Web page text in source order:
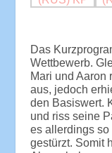
Das
Wettbewerb.
Mari und Aaron
aus, jedoch
den Basiswert.
und riss seine
es allerdings so
gestürzt. Somit